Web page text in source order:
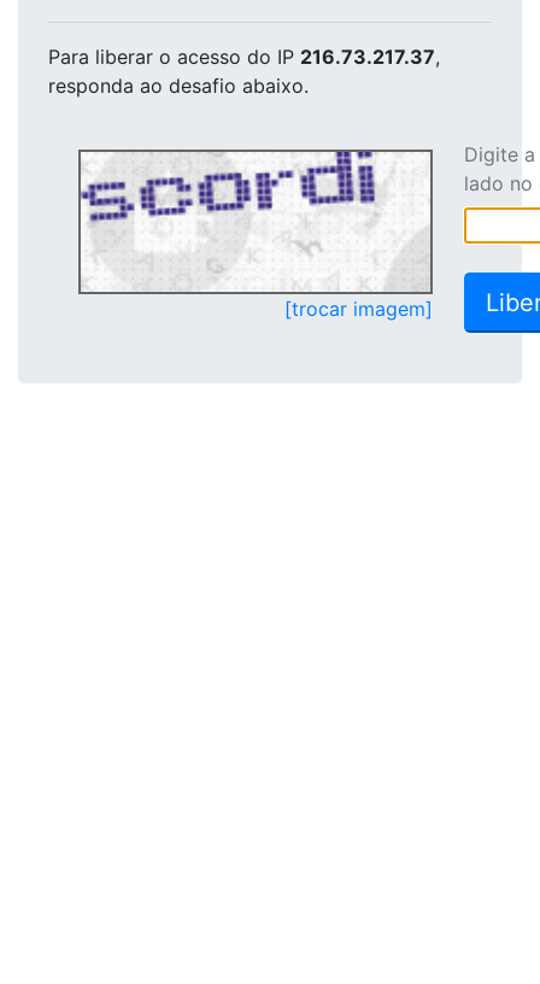
Para liberar o acesso do IP 216.73.217.37,
responda ao desafio abaixo.
[trocar imagem]
Digite
lado no